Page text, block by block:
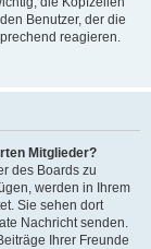
Benutzer, der die
reagieren.
Mitglieder?
des Boards zu
werden in Ihrem
Sie sehen dort
Nachricht senden.
Ihrer Freunde